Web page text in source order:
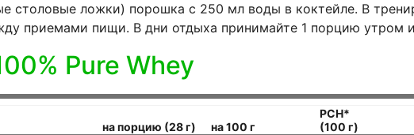
столовые ложки) порошка с 250 мл воды в коктейле. В
приемами пищи. В дни отдыха принимайте 1 порцию утром
Pure Whey
на порцию (28 г) на 100 г
РСН*
(100 г)